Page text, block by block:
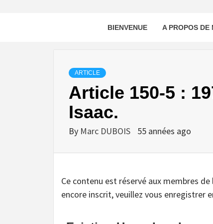
BIENVENUE A PROPOS DE
ARTICLE
Article 150-5 :
Isaac.
By Marc DUBOIS 55 années ago
Ce contenu est réservé aux membres
encore inscrit, veuillez vous enregistrer